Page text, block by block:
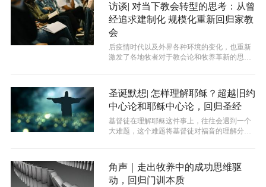
访谈| 对当下教会转型的思考：从曾
经追求建制化 规模化重新回归家教
会
后疫情时代以及外界各种环境的变化，也重新
激发了各地牧者对于教会论和牧养革新的思考
圣诞默想| 怎样理解耶稣？超越旧约
中心论和耶稣中心论，回归圣经
基督徒在理解耶稣这件事上，往往会遇到一个
大难题，这个难题将基督徒对福音的理解分成
角声｜走出牧养中的成功思维驱
动，回归门训本质